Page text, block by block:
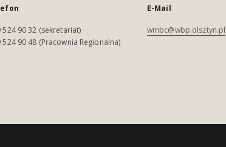
524 90 32 (sekretariat)
524 90 48 (Pracownia Regionalna)
E-Mail
wmbc@wbp.olsztyn.pl